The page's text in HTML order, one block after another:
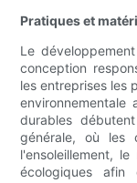
Pratiques et
Le
conception
les entreprises les
durables
générale, où les
l'ensoleillement,
écologiques afin